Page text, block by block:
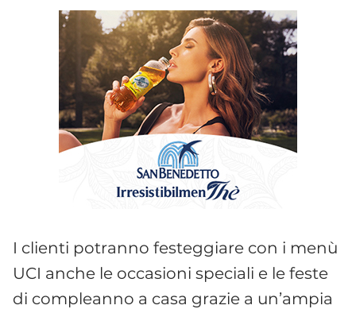
I clienti potranno festeggiare con i menù
UCI anche le occasioni speciali e le feste
di compleanno a casa grazie a un’ampia